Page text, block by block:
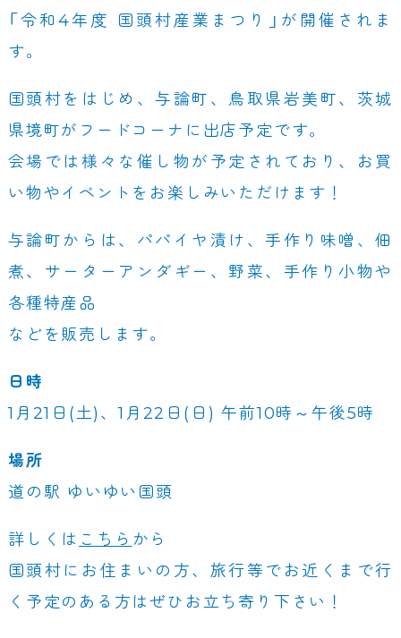
「令和4年度 国頭村産業まつり」が開催されま
す。
国頭村をはじめ、与論町、鳥取県岩美町、茨城
県境町がフードコーナに出店予定です。
会場では様々な催し物が予定されており、お買
い物やイベントをお楽しみいただけます！
与論町からは、パパイヤ漬け、手作り味噌、佃
煮、サーターアンダギー、野菜、手作り小物や
各種特産品
などを販売します。
日時
1月21日(土)、1月22日(日) 午前10時～午後5時
場所
道の駅 ゆいゆい国頭
詳しくは こちら から
国頭村にお住まいの方、旅行等でお近くまで行
く予定のある方はぜひお立ち寄り下さい！